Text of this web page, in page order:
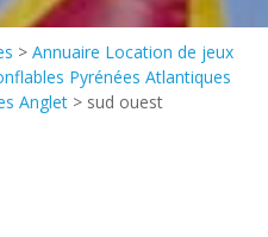
> Annuaire Location de jeux
Pyrénées Atlantiques
Anglet > sud ouest